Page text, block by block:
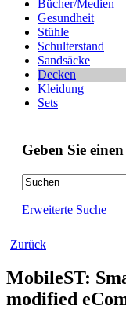
Bücher/Medien
Gesundheit
Stühle
Schulterstand
Sandsäcke
Decken
Kleidung
Sets
Geben Sie
Erweiterte Suche
Zurück
MobileST:
modified